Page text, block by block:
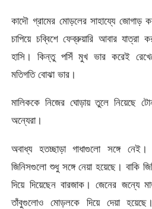
কাদৌ গ্রামের মোড়লের সাহায্যে জোগাড়
চাপিয়ে চব্বিশে ফেব্রুয়ারি আবার
হাসি। কিন্তু পসিঁ মুখ ভার করেই
মতিগতি বোঝা ভার।
মালিককে নিজের ঘোড়ায় তুলে নিয়েছে
অন্যেরা।
অবাধ্য হতচ্ছাড়া গাধাগুলো সঙ্গে
জিনিসগুলো শুধু সঙ্গে নেয়া হয়েছে। বাকি
দিয়ে দিয়েছেন বারজাক। জেনের জন্যে
তাঁবুগুলোও মোড়লকে দিয়ে দেয়া